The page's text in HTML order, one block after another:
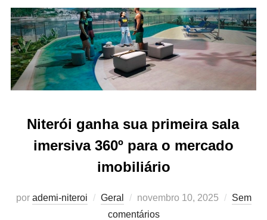
Niterói ganha sua primeira sala
imersiva 360º para o mercado
imobiliário
por ademi-niteroi Geral
Postado
em
novembro 10, 2025
Sem
comentários